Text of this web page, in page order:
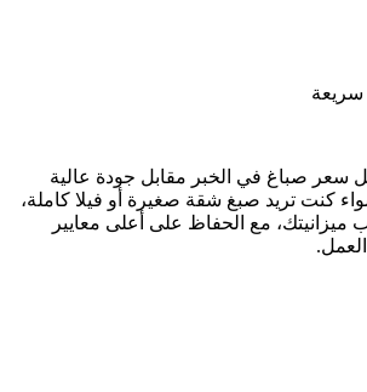
سريعة
سعر صباغ في الخبر مقابل جودة عالية
كنت تريد صبغ شقة صغيرة أو فيلا كاملة،
مع الحفاظ على أعلى معايير
العمل.